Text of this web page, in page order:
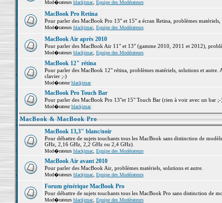
Mod�rateurs blackjmac, Equipe des Modérateurs
MacBook Pro Retina
Pour parler des MacBook Pro 13" et 15" a écran Retina, problèmes matériels,
Mod�rateurs blackjmac, Equipe des Modérateurs
MacBook Air après 2010
Pour parler des MacBook Air 11" et 13" (gamme 2010, 2011 et 2012),
Mod�rateurs blackjmac, Equipe des Modérateurs
MacBook 12" rétina
Pour parler des MacBook 12" rétina, problèmes matériels, solutions et
clavier ;-)
Mod�rateurblackjmac
MacBook Pro Touch Bar
Pour parler des MacBook Pro 13"et 15" Touch Bar (rien à voir avec un bar
Mod�rateurblackjmac
MacBook & MacBook Pro
MacBook 13,3" blanc/noir
Pour débattre de sujets touchants tous les MacBook sans distinction de
GHz, 2,16 GHz, 2,2 GHz ou 2,4 GHz).
Mod�rateurs blackjmac, Equipe des Modérateurs
MacBook Air avant 2010
Pour parler des MacBook Air, problèmes matériels, solutions et autre.
Mod�rateurs blackjmac, Equipe des Modérateurs
Forum générique MacBook Pro
Pour débattre de sujets touchants tous les MacBook Pro sans distinction de
Mod�rateurs blackjmac, Equipe des Modérateurs